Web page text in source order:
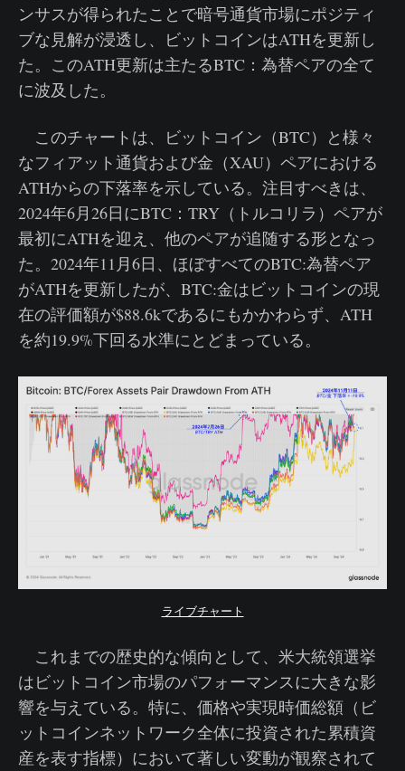
ンサスが得られたことで暗号通貨市場にポジティ
ブな見解が浸透し、ビットコインはATHを更新し
た。このATH更新は主たるBTC：為替ペアの全て
に波及した。
このチャートは、ビットコイン（BTC）と様々
なフィアット通貨および金（XAU）ペアにおける
ATHからの下落率を示している。注目すべきは、
2024年6月26日にBTC：TRY（トルコリラ）ペアが
最初にATHを迎え、他のペアが追随する形となっ
た。2024年11月6日、ほぼすべてのBTC:為替ペア
がATHを更新したが、BTC:金はビットコインの現
在の評価額が$88.6kであるにもかかわらず、ATH
を約19.9%下回る水準にとどまっている。
ライブチャート
これまでの歴史的な傾向として、米大統領選挙
はビットコイン市場のパフォーマンスに大きな影
響を与えている。特に、価格や実現時価総額（ビ
ットコインネットワーク全体に投資された累積資
産を表す指標）において著しい変動が観察されて